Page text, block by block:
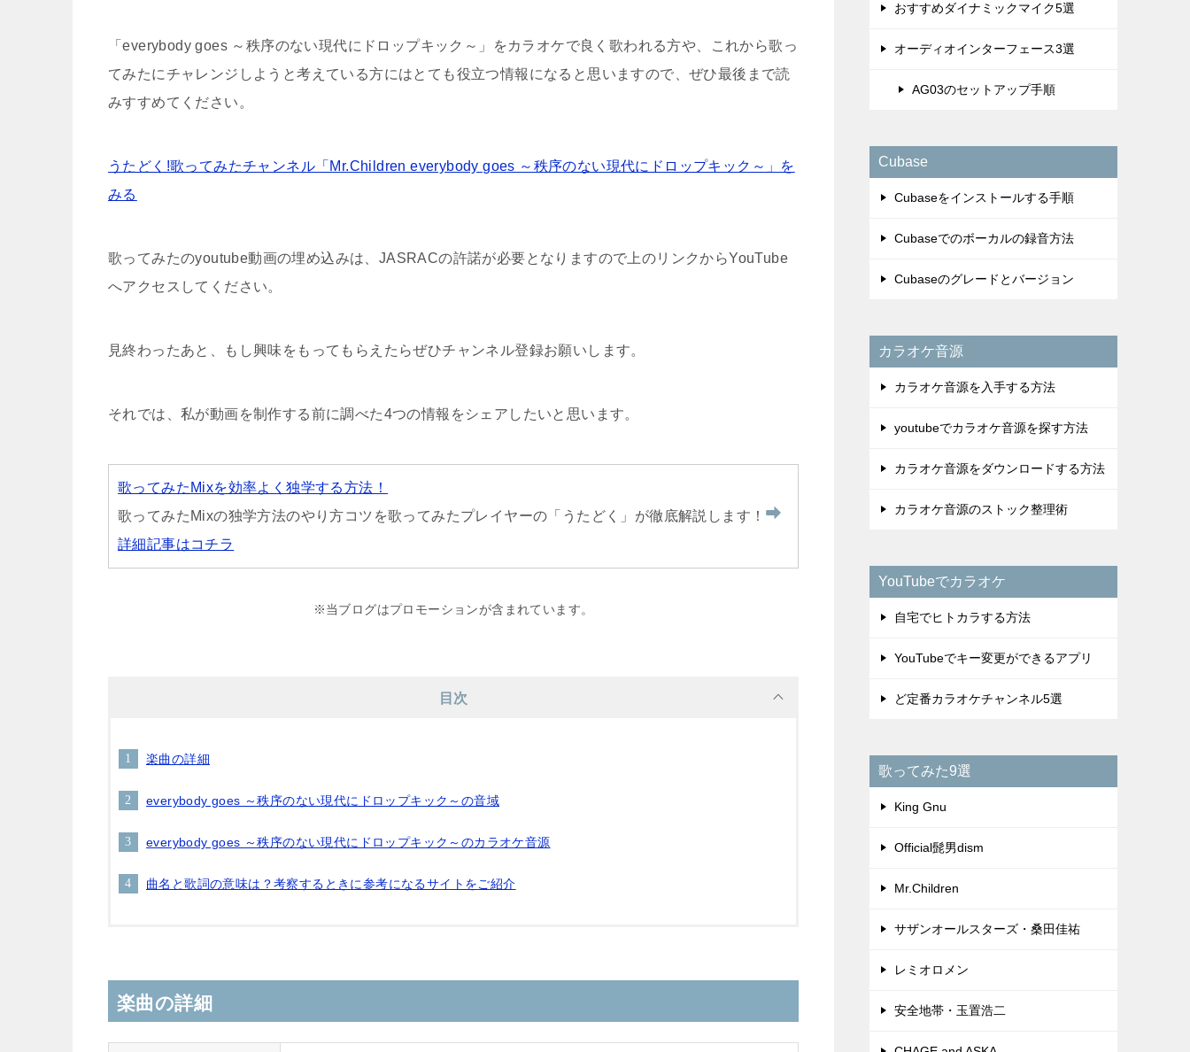
「everybody goes ～秩序のない現代にドロップキック～」をカラオケで良く歌われる方や、これから歌っ
てみたにチャレンジしようと考えている方にはとても役立つ情報になると思いますので、ぜひ最後まで読
みすすめてください。
うたどく!歌ってみたチャンネル「Mr.Children everybody goes ～秩序のない現代にドロップキック～」を
みる
歌ってみたのyoutube動画の埋め込みは、JASRACの許諾が必要となりますので上のリンクからYouTube
へアクセスしてください。
見終わったあと、もし興味をもってもらえたらぜひチャンネル登録お願いします。
それでは、私が動画を制作する前に調べた4つの情報をシェアしたいと思います。
歌ってみたMixを効率よく独学する方法！
歌ってみたMixの独学方法のやり方コツを歌ってみたプレイヤーの「うたどく」が徹底解説します！
詳細記事はコチラ
※当ブログはプロモーションが含まれています。
目次
楽曲の詳細
everybody goes ～秩序のない現代にドロップキック～の音域
everybody goes ～秩序のない現代にドロップキック～のカラオケ音源
曲名と歌詞の意味は？考察するときに参考になるサイトをご紹介
楽曲の詳細
おすすめダイナミックマイク5選
オーディオインターフェース3選
AG03のセットアップ手順
Cubase
Cubaseをインストールする手順
Cubaseでのボーカルの録音方法
Cubaseのグレードとバージョン
カラオケ音源
カラオケ音源を入手する方法
youtubeでカラオケ音源を探す方法
カラオケ音源をダウンロードする方法
カラオケ音源のストック整理術
YouTubeでカラオケ
自宅でヒトカラする方法
YouTubeでキー変更ができるアプリ
ど定番カラオケチャンネル5選
歌ってみた9選
King Gnu
Official髭男dism
Mr.Children
サザンオールスターズ・桑田佳祐
レミオロメン
安全地帯・玉置浩二